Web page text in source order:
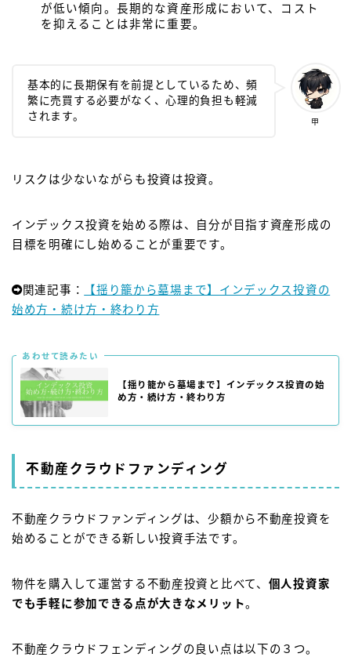
が低い傾向。長期的な資産形成において、コスト
を抑えることは非常に重要。
甲
基本的に長期保有を前提としているため、頻
繁に売買する必要がなく、心理的負担も軽減
されます。
リスクは少ないながらも投資は投資。
インデックス投資を始める際は、自分が目指す資産形成の
目標を明確にし始めることが重要です。
関連記事：
【揺り籠から墓場まで】インデックス投資の
始め方・続け方・終わり方
あわせて読みたい
【揺り籠から墓場まで】インデックス投資の始
め方・続け方・終わり方
不動産クラウドファンディング
不動産クラウドファンディングは、少額から不動産投資を
始めることができる新しい投資手法です。
物件を購入して運営する不動産投資と比べて、 個人投資家
でも手軽に参加できる点が大きなメリット。
不動産クラウドフェンディングの良い点は以下の３つ。